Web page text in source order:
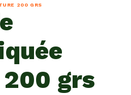
200 GRS
grs